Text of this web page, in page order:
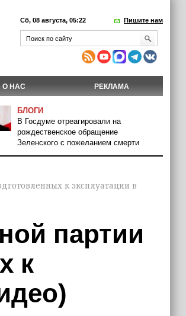
Сб, 08 августа, 05:22 Пишите нам
О НАС РЕКЛАМА
БЛОГИ
В Госдуме отреагировали на
рождественское обращение
Зеленского с пожеланием смерти
к эксплуатации в
партии
к